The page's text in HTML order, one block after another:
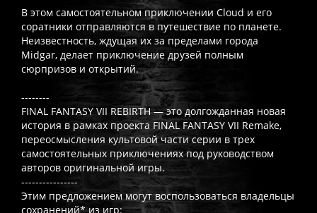
В этом самостоятельном приключении Cloud и его
соратники отправляются в путешествие по планете.
Неизвестность, ждущая их за пределами города
Midgar, делает приключение друзей полным
сюрпризов и открытий.
--------
FINAL FANTASY VII REBIRTH — это долгожданная новая
история в рамках проекта FINAL FANTASY VII Remake,
переосмысления культовой части серии в трех
самостоятельных приключениях под руководством
авторов оригинальной игры.
----------------
Этим предложением могут воспользоваться владельцы
сохранений* из игр: